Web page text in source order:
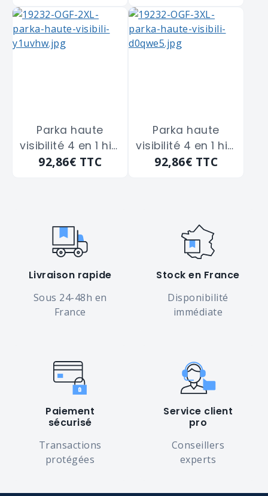
GUARD "7KANOM"
taille M
GUARD "7KANOXL"
taille XL
Parka haute
visibilité 4 en 1 hivi
orange fluo/
2XL
92,86€ TTC
Parka haute
visibilité 4 en 1 hivi
orange fluo/
92,86€ TTC
Livraison rapide
Sous 24-48h en
France
Stock en France
Disponibilité
immédiate
Paiement
sécurisé
Transactions
protégées
Service client
pro
Conseillers
experts